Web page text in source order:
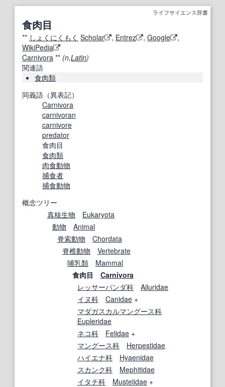
ライフサイエンス辞書
食肉目
** しょくにくもく Scholar , Entrez , Google
,
WikiPedia
Carnivora ** (n,Latin)
関連語
食肉類
同義語（異表記）
Carnivora
carnivoran
carnivore
predator
食肉目
食肉類
肉食動物
捕食者
捕食動物
概念ツリー
真核生物
Eukaryota
動物
Animal
脊索動物
Chordata
脊椎動物
Vertebrate
哺乳類
Mammal
食肉目 Carnivora
レッサーパンダ科
Ailuridae
イヌ科
Canidae +
マダガスカルマングース科
Eupleridae
ネコ科
Felidae +
マングース科
Herpestidae
ハイエナ科
Hyaenidae
スカンク科
Mephitidae
イタチ科
Mustelidae +